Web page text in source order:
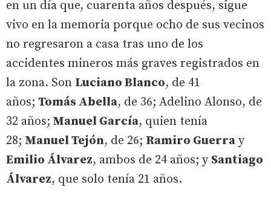
en un día que, cuarenta años después, sigue
vivo en la memoria porque ocho de sus vecinos
no regresaron a casa tras uno de los
accidentes mineros más graves registrados en
la zona. Son Luciano Blanco, de 41
años; Tomás Abella, de 36; Adelino Alonso, de
32 años; Manuel García, quien tenía
28; Manuel Tejón, de 26; Ramiro Guerra y
Emilio Álvarez, ambos de 24 años; y Santiago
Álvarez, que solo tenía 21 años.